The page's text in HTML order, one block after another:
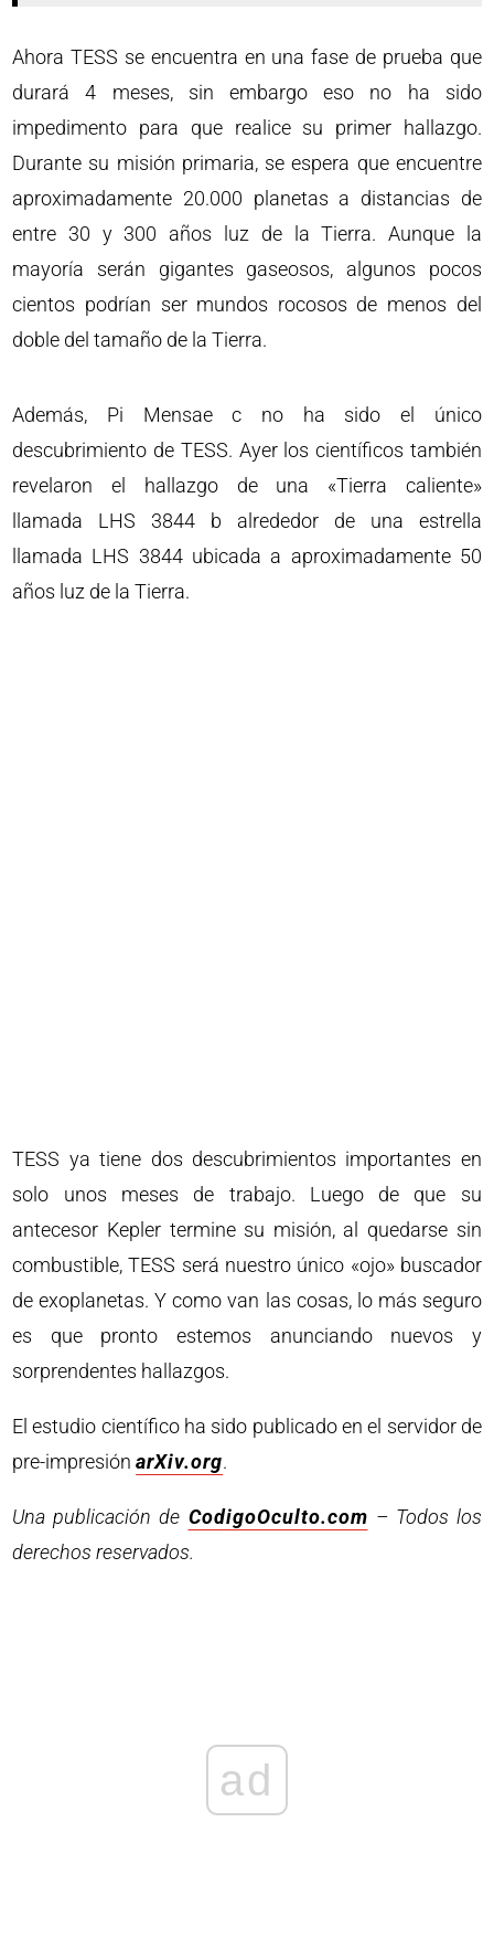
Ahora TESS se encuentra en una fase de prueba que
durará 4 meses, sin embargo eso no ha sido
impedimento para que realice su primer hallazgo.
Durante su misión primaria, se espera que encuentre
aproximadamente 20.000 planetas a distancias de
entre 30 y 300 años luz de la Tierra. Aunque la
mayoría serán gigantes gaseosos, algunos pocos
cientos podrían ser mundos rocosos de menos del
doble del tamaño de la Tierra.
Además, Pi Mensae c no ha sido el único
descubrimiento de TESS. Ayer los científicos también
revelaron el hallazgo de una «Tierra caliente»
llamada LHS 3844 b alrededor de una estrella
llamada LHS 3844 ubicada a aproximadamente 50
años luz de la Tierra.
TESS ya tiene dos descubrimientos importantes en
solo unos meses de trabajo. Luego de que su
antecesor Kepler termine su misión, al quedarse sin
combustible, TESS será nuestro único «ojo» buscador
de exoplanetas. Y como van las cosas, lo más seguro
es que pronto estemos anunciando nuevos y
sorprendentes hallazgos.
El estudio científico ha sido publicado en el servidor de
pre-impresiónarXiv.org.
Una publicación de CodigoOculto.com – Todos los
derechos reservados.
ad